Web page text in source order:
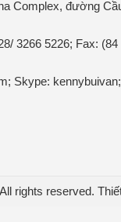
Complex, đường
3266 5226; Fax:
Skype:
rights reserved.